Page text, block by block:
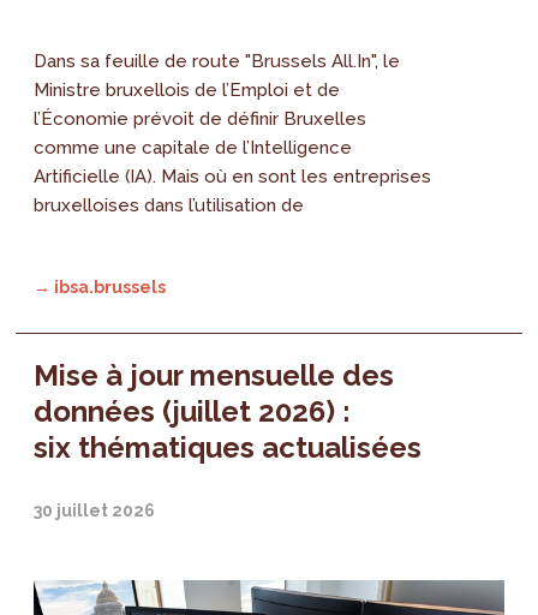
Dans sa feuille de route "Brussels All.In", le
Ministre bruxellois de l’Emploi et de
l’Économie prévoit de définir Bruxelles
comme une capitale de l’Intelligence
Artificielle (IA). Mais où en sont les entreprises
bruxelloises dans l’utilisation de
→ ibsa.brussels
Mise à jour mensuelle des
données (juillet 2026) :
six thématiques actualisées
30 juillet 2026